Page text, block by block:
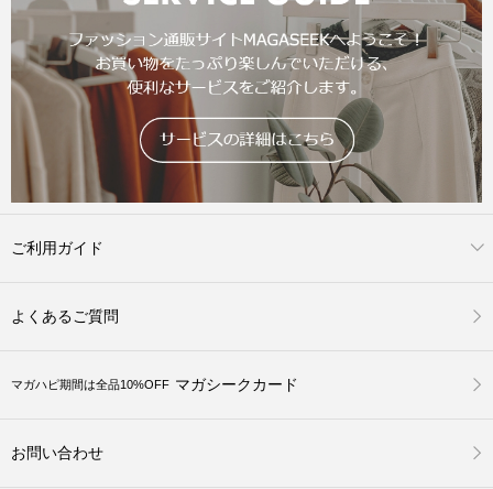
ご利用ガイド
よくあるご質問
マガハピ期間は全品10%OFF マガシークカード
お問い合わせ